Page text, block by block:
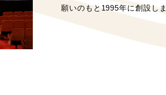
願いのもと1995年に創設し